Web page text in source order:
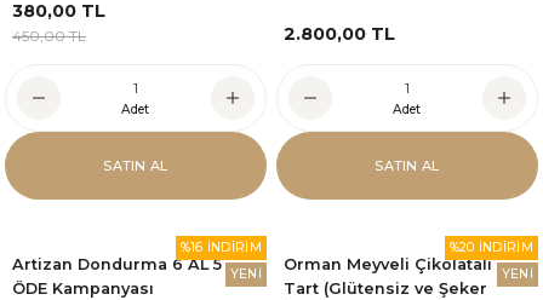
380,00 TL
450,00 TL
Adet
SATIN AL
2.800,00 TL
Adet
SATIN AL
%16 İNDİRİM
YENİ
Artizan Dondurma 6 AL 5
ÖDE Kampanyası
%20 İNDİRİM
YENİ
Orman Meyveli Çikolatalı
Tart (Glütensiz ve Şeker